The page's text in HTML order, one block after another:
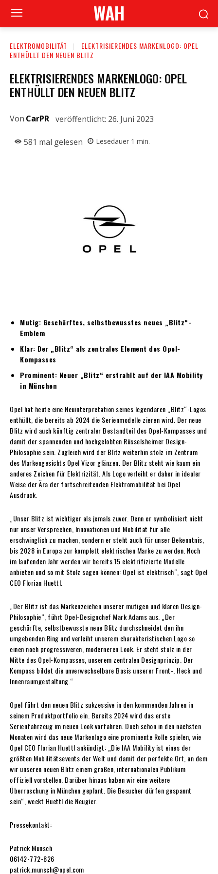
WAH
ELEKTROMOBILITÄT
ELEKTRISIERENDES MARKENLOGO: OPEL
ENTHÜLLT DEN NEUEN BLITZ
ELEKTRISIERENDES MARKENLOGO: OPEL
ENTHÜLLT DEN NEUEN BLITZ
Von CarPR veröffentlicht: 26. Juni 2023
581 mal gelesen Lesedauer 1 min.
Mutig: Geschärftes, selbstbewusstes neues „Blitz“-
Emblem
Klar: Der „Blitz“ als zentrales Element des Opel-
Kompasses
Prominent: Neuer „Blitz“ erstrahlt auf der IAA Mobility
in München
Opel hat heute eine Neuinterpretation seines legendären „Blitz“-Logos
enthüllt, die bereits ab 2024 die Serienmodelle zieren wird. Der neue
Blitz wird auch künftig zentraler Bestandteil des Opel-Kompasses und
damit der spannenden und hochgelobten Rüsselsheimer Design-
Philosophie sein. Zugleich wird der Blitz weiterhin stolz im Zentrum
des Markengesichts Opel Vizor glänzen. Der Blitz steht wie kaum ein
anderes Zeichen für Elektrizität. Als Logo verleiht er daher in idealer
Weise der Ära der fortschreitenden Elektromobilität bei Opel
Ausdruck.
„Unser Blitz ist wichtiger als jemals zuvor. Denn er symbolisiert nicht
nur unser Versprechen, Innovationen und Mobilität für alle
erschwinglich zu machen, sondern er steht auch für unser Bekenntnis,
bis 2028 in Europa zur komplett elektrischen Marke zu werden. Noch
im laufenden Jahr werden wir bereits 15 elektrifizierte Modelle
anbieten und so mit Stolz sagen können: Opel ist elektrisch“, sagt Opel
CEO Florian Huettl.
„Der Blitz ist das Markenzeichen unserer mutigen und klaren Design-
Philosophie“, führt Opel-Designchef Mark Adams aus. „Der
geschärfte, selbstbewusste neue Blitz durchschneidet den ihn
umgebenden Ring und verleiht unserem charakteristischen Logo so
einen noch progressiveren, moderneren Look. Er steht stolz in der
Mitte des Opel-Kompasses, unserem zentralen Designprinzip. Der
Kompass bildet die unverwechselbare Basis unserer Front-, Heck und
Innenraumgestaltung.“
Opel führt den neuen Blitz sukzessive in den kommenden Jahren in
seinem Produktportfolio ein. Bereits 2024 wird das erste
Serienfahrzeug im neuen Look vorfahren. Doch schon in den nächsten
Monaten wird das neue Markenlogo eine prominente Rolle spielen, wie
Opel CEO Florian Huettl ankündigt: „Die IAA Mobility ist eines der
größten Mobilitätsevents der Welt und damit der perfekte Ort, an dem
wir unseren neuen Blitz einem großen, internationalen Publikum
offiziell vorstellen. Darüber hinaus haben wir eine weitere
Überraschung in München geplant. Die Besucher dürfen gespannt
sein“, weckt Huettl die Neugier.
Pressekontakt:
Patrick Munsch
06142-772-826
patrick.munsch@opel.com